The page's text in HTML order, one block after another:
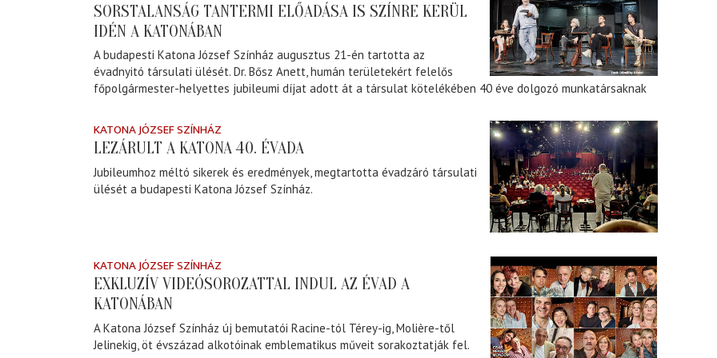
SORSTALANSÁG TANTERMI ELŐADÁSA IS SZÍNRE KERÜL
IDÉN A KATONÁBAN
A budapesti Katona József Színház augusztus 21-én tartotta az
évadnyitó társulati ülését. Dr. Bősz Anett, humán területekért felelős
főpolgármester-helyettes jubileumi díjat adott át a társulat kötelékében 40 éve dolgozó munkatársaknak
KATONA JÓZSEF SZÍNHÁZ
LEZÁRULT A KATONA 40. ÉVADA
Jubileumhoz méltó sikerek és eredmények, megtartotta évadzáró társulati
ülését a budapesti Katona József Színház.
KATONA JÓZSEF SZÍNHÁZ
EXKLUZÍV VIDEÓSOROZATTAL INDUL AZ ÉVAD A
KATONÁBAN
A Katona József Színház új bemutatói Racine-tól Térey-ig, Molière-től
Jelinekig, öt évszázad alkotóinak emblematikus műveit sorakoztatják fel.